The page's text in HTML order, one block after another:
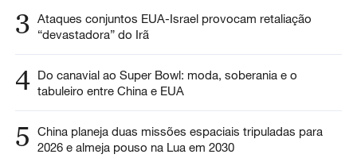
3 Ataques conjuntos EUA-Israel provocam retaliação
“devastadora” do Irã
4 Do canavial ao Super Bowl: moda, soberania e o
tabuleiro entre China e EUA
5
China planeja duas missões espaciais tripuladas para
2026 e almeja pouso na Lua em 2030